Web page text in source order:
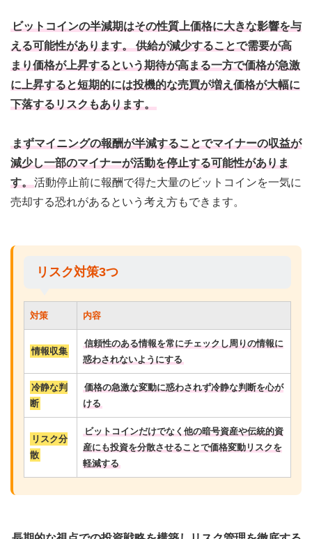
ビットコインの半減期はその性質上価格に大きな影響を与
える可能性があります。 供給が減少することで需要が高
まり価格が上昇するという期待が高まる一方で価格が急激
に上昇すると短期的には投機的な売買が増え価格が大幅に
下落するリスクもあります。
まずマイニングの報酬が半減することでマイナーの収益が
減少し一部のマイナーが活動を停止する可能性がありま
す。活動停止前に報酬で得た大量のビットコインを一気に
売却する恐れがあるという考え方もできます。
リスク対策3つ
対策 内容
情報収集
信頼性のある情報を常にチェックし周りの情報に
惑わされないようにする
冷静な判
断
価格の急激な変動に惑わされず冷静な判断を心が
ける
リスク分
散
ビットコインだけでなく他の暗号資産や伝統的資
産にも投資を分散させることで価格変動リスクを
軽減する